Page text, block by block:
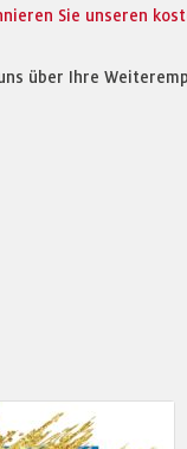
Sie unseren
über Ihre